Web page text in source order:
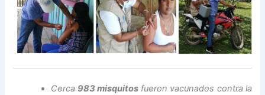
Cerca983 misquitos fueron vacunados contra la